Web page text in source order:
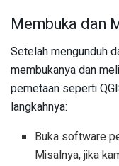
Membuka dan
Setelah mengunduh
membukanya dan
pemetaan seperti
langkahnya:
Buka software
Misalnya, jika